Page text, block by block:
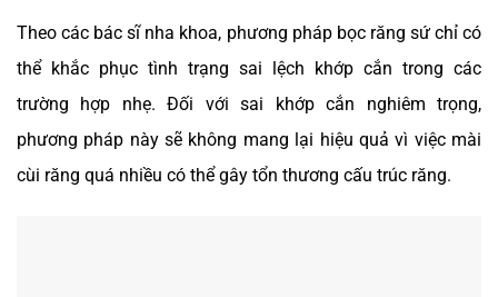
Theo các bác sĩ nha khoa, phương pháp bọc răng sứ chỉ có
thể khắc phục tình trạng sai lệch khớp cắn trong các
trường hợp nhẹ. Đối với sai khớp cắn nghiêm trọng,
phương pháp này sẽ không mang lại hiệu quả vì việc mài
cùi răng quá nhiều có thể gây tổn thương cấu trúc răng.